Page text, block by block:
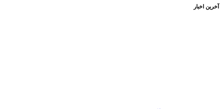
آخرین اخبار